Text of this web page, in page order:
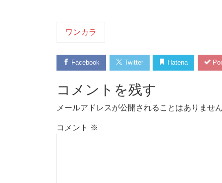
ワンカラ
Facebook Twitter Hatena
コメントを残す
メールアドレスが公開されることはありません
コメント ※